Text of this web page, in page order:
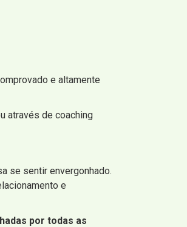
e altamente
através de coaching
se sentir envergonhado.
e
por todas as